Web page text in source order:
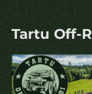
Tartu Off-